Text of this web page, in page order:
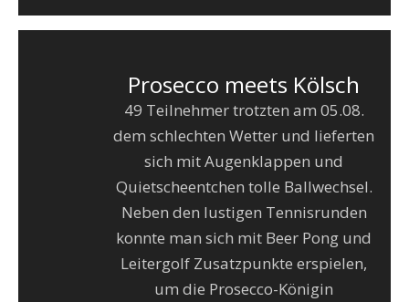
Prosecco meets Kölsch
49 Teilnehmer trotzten am 05.08.
dem schlechten Wetter und lieferten
sich mit Augenklappen und
Quietscheentchen tolle Ballwechsel.
Neben den lustigen Tennisrunden
konnte man sich mit Beer Pong und
Leitergolf Zusatzpunkte erspielen,
um die Prosecco-Königin